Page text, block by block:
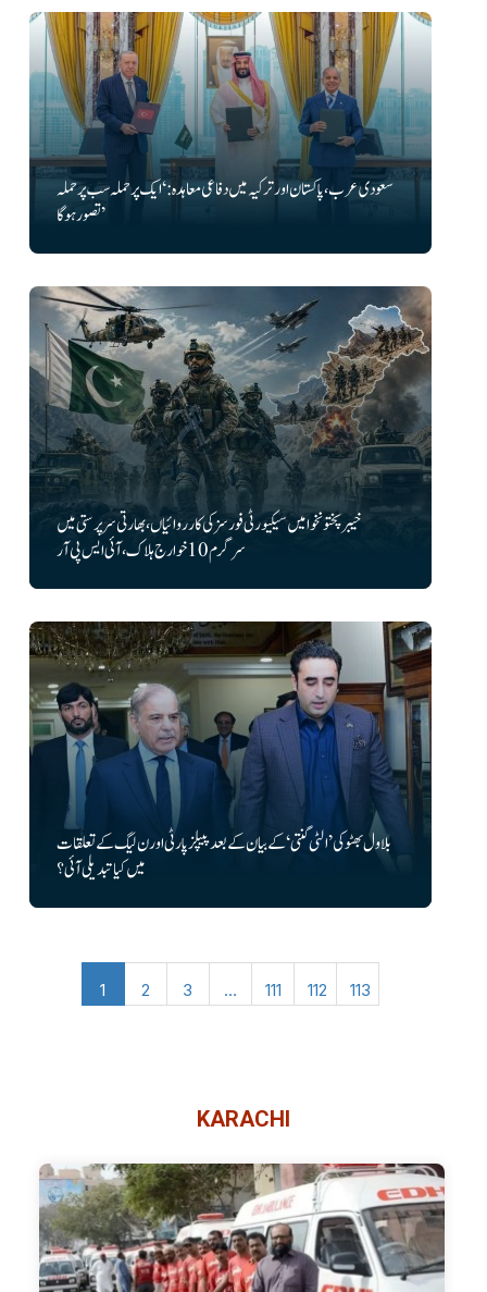
سعودی عرب، پاکستان اور ترکیہ میں دفاعی معاہدہ: ‘ایک پر حملہ سب پر حملہ
تصور ہوگا’
خیبرپختونخوا میں سیکیورٹی فورسز کی کارروائیاں، بھارتی سرپرستی میں
سرگرم 10 خوارج ہلاک، آئی ایس پی آر
بلاول بھٹو کی ’الٹی گنتی‘ کے بیان کے بعد پیپلز پارٹی اور ن لیگ کے تعلقات
میں کیا تبدیلی آئی؟
1 2 3 … 111 112 113
KARACHI